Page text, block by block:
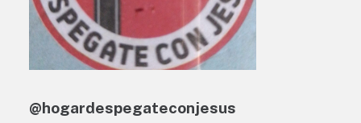
@hogardespegateconjesus